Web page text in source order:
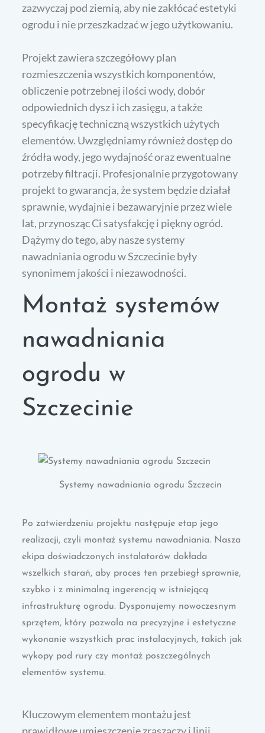
zazwyczaj pod ziemią, aby nie zakłócać estetyki
ogrodu i nie przeszkadzać w jego użytkowaniu.
Projekt zawiera szczegółowy plan
rozmieszczenia wszystkich komponentów,
obliczenie potrzebnej ilości wody, dobór
odpowiednich dysz i ich zasięgu, a także
specyfikację techniczną wszystkich użytych
elementów. Uwzględniamy również dostęp do
źródła wody, jego wydajność oraz ewentualne
potrzeby filtracji. Profesjonalnie przygotowany
projekt to gwarancja, że system będzie działał
sprawnie, wydajnie i bezawaryjnie przez wiele
lat, przynosząc Ci satysfakcję i piękny ogród.
Dążymy do tego, aby nasze systemy
nawadniania ogrodu w Szczecinie były
synonimem jakości i niezawodności.
Montaż systemów
nawadniania
ogrodu w
Szczecinie
Systemy nawadniania ogrodu Szczecin
Po zatwierdzeniu projektu następuje etap jego
realizacji, czyli montaż systemu nawadniania. Nasza
ekipa doświadczonych instalatorów dokłada
wszelkich starań, aby proces ten przebiegł sprawnie,
szybko i z minimalną ingerencją w istniejącą
infrastrukturę ogrodu. Dysponujemy nowoczesnym
sprzętem, który pozwala na precyzyjne i estetyczne
wykonanie wszystkich prac instalacyjnych, takich jak
wykopy pod rury czy montaż poszczególnych
elementów systemu.
Kluczowym elementem montażu jest